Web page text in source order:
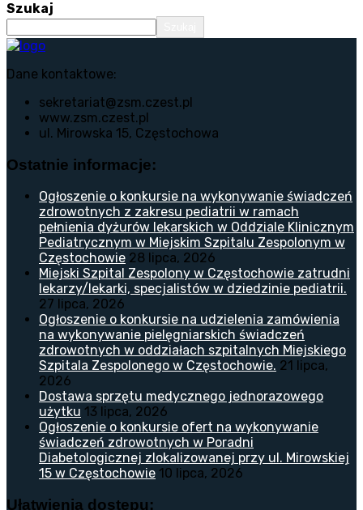
Szukaj
Dane kontaktowe:
sekretariat@zsm.czest.pl
www.zsm.czest.pl
ul. Mirowska 15, Częstochowa
Ostatnie informacje:
Ogłoszenie o konkursie na wykonywanie świadczeń
zdrowotnych z zakresu pediatrii w ramach
pełnienia dyżurów lekarskich w Oddziale Klinicznym
Pediatrycznym w Miejskim Szpitalu Zespolonym w
Częstochowie 28 lipca, 2026
Miejski Szpital Zespolony w Częstochowie zatrudni
lekarzy/lekarki, specjalistów w dziedzinie pediatrii.
27 lipca, 2026
Ogłoszenie o konkursie na udzielenia zamówienia
na wykonywanie pielęgniarskich świadczeń
zdrowotnych w oddziałach szpitalnych Miejskiego
Szpitala Zespolonego w Częstochowie. 21 lipca,
2026
Dostawa sprzętu medycznego jednorazowego
użytku 13 lipca, 2026
Ogłoszenie o konkursie ofert na wykonywanie
świadczeń zdrowotnych w Poradni
Diabetologicznej zlokalizowanej przy ul. Mirowskiej
15 w Częstochowie 10 lipca, 2026
Ułatwienia dostępu: